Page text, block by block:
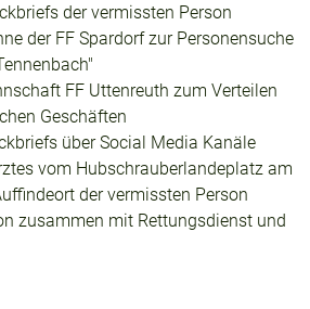
der vermissten Person
der FF Spardorf zur Personensuche
FF Uttenreuth zum Verteilen
Geschäften
über Social Media Kanäle
vom Hubschrauberlandeplatz am
der vermissten Person
zusammen mit Rettungsdienst und